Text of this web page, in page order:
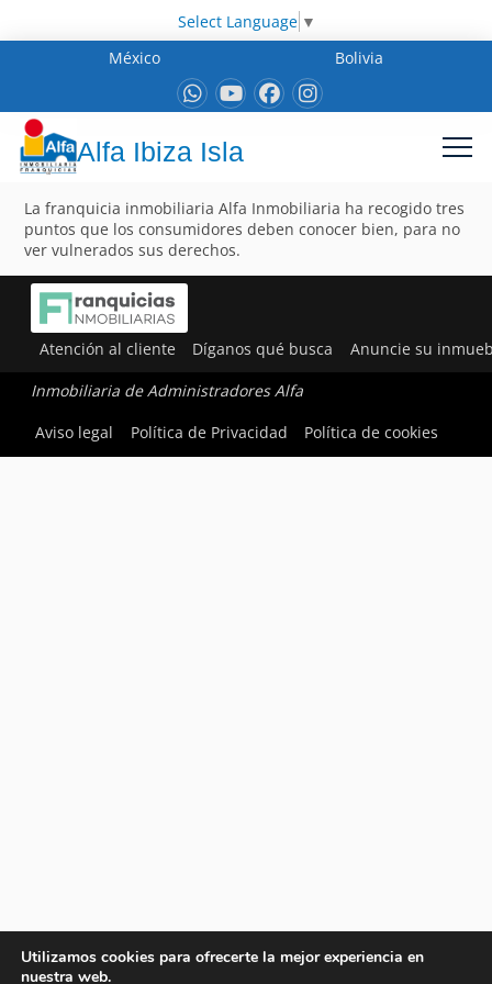
Select Language ▼
México
Bolivia
Alfa Ibiza Isla
La franquicia inmobiliaria Alfa Inmobiliaria ha recogido tres
puntos que los consumidores deben conocer bien, para no
ver vulnerados sus derechos.
Atención al cliente Díganos qué busca Anuncie su
Inmobiliaria de Administradores Alfa
Aviso legal
Política de Privacidad Política de cookies
Utilizamos cookies para ofrecerte la mejor experiencia en
nuestra web.